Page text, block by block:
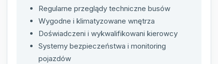
Regularne przeglądy techniczne busów
Wygodne i klimatyzowane wnętrza
Doświadczeni i wykwalifikowani kierowcy
Systemy bezpieczeństwa i monitoring
pojazdów